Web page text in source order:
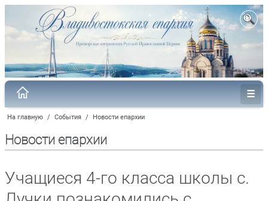
На главную / События / Новости епархии
Новости епархии
Учащиеся 4-го класса школы с.